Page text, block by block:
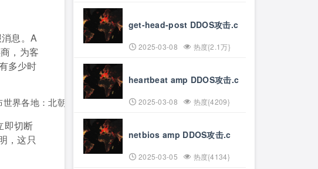
息。A
，为客
多少时
世界各地：北朝鲜、爱沙尼亚、立陶宛、中国、俄罗斯、南美
即切断
，这只
get-head-post DDOS攻击.c
2025-03-08 热度{2.1万}
heartbeat amp DDOS攻击.c
2025-03-08 热度{4209}
netbios amp DDOS攻击.c
2025-03-05 热度{4134}